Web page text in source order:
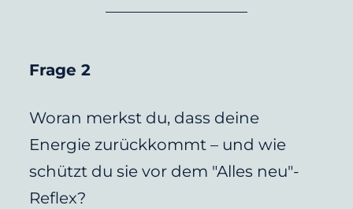
Frage 2
Woran merkst du, dass deine
Energie zurückkommt – und wie
schützt du sie vor dem "Alles neu"-
Reflex?